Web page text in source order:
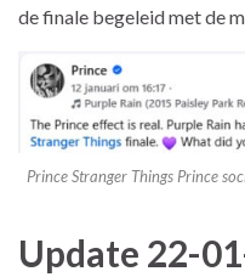
de finale begeleid met de
Prince Stranger Things Prince
Update 22-